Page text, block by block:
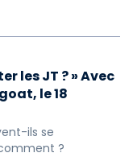
les JT ? » Avec
le 18
ils se
?